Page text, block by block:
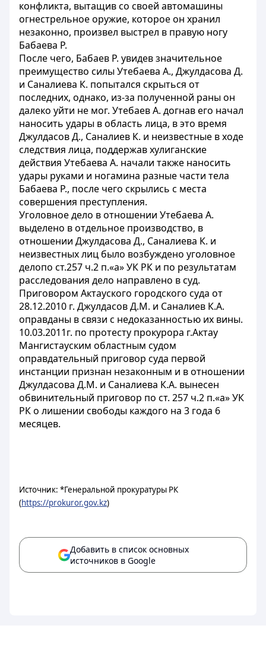
конфликта, вытащив со своей автомашины
огнестрельное оружие, которое он хранил
незаконно, произвел выстрел в правую ногу
Бабаева Р.
После чего, Бабаев Р. увидев значительное
преимущество силы Утебаева А., Джулдасова Д.
и Саналиева К. попытался скрыться от
последних, однако, из-за полученной раны он
далеко уйти не мог. Утебаев А. догнав его начал
наносить удары в область лица, в это время
Джулдасов Д., Саналиев К. и неизвестные в ходе
следствия лица, поддержав хулиганские
действия Утебаева А. начали также наносить
удары руками и ногамина разные части тела
Бабаева Р., после чего скрылись с места
совершения преступления.
Уголовное дело в отношении Утебаева А.
выделено в отдельное производство, в
отношении Джулдасова Д., Саналиева К. и
неизвестных лиц было возбуждено уголовное
делопо ст.257 ч.2 п.«а» УК РК и по результатам
расследования дело направлено в суд.
Приговором Актауского городского суда от
28.12.2010 г. Джулдасов Д.М. и Саналиев К.А.
оправданы в связи с недоказанностью их вины.
10.03.2011г. по протесту прокурора г.Актау
Мангистауским областным судом
оправдательный приговор суда первой
инстанции признан незаконным и в отношении
Джулдасова Д.М. и Саналиева К.А. вынесен
обвинительный приговор по ст. 257 ч.2 п.«а» УК
РК о лишении свободы каждого на 3 года 6
месяцев.
Источник: *Генеральной прокуратуры РК
(https://prokuror.gov.kz)
Добавить в список основных
источников в Google